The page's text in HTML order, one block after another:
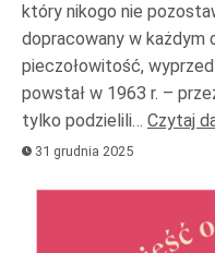
który nikogo nie
dopracowany w każdym
pieczołowitość,
powstał w 1963 r. –
tylko podzielili… Czytaj
31 grudnia 2025
Odtwarzacz